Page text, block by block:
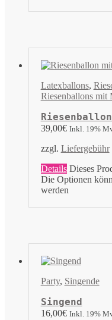
Latexballons,
Riesenballons mit
39,00€ Inkl. 19%
zzgl. Liefergebühr
Details Dieses
Die Optionen
werden
Party, Singende
Singend
16,00€ Inkl. 19%